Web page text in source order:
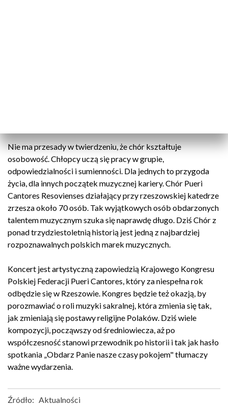
Nie ma przesady w twierdzeniu, że chór kształtuje
osobowość. Chłopcy uczą się pracy w grupie,
odpowiedzialności i sumienności. Dla jednych to przygoda
życia, dla innych początek muzycznej kariery. Chór Pueri
Cantores Resovienses działający przy rzeszowskiej katedrze
zrzesza około 70 osób. Tak wyjątkowych osób obdarzonych
talentem muzycznym szuka się naprawdę długo. Dziś Chór z
ponad trzydziestoletnią historią jest jedną z najbardziej
rozpoznawalnych polskich marek muzycznych.
Koncert jest artystyczną zapowiedzią Krajowego Kongresu
Polskiej Federacji Pueri Cantores, który za niespełna rok
odbędzie się w Rzeszowie. Kongres będzie też okazją, by
porozmawiać o roli muzyki sakralnej, która zmienia się tak,
jak zmieniają się postawy religijne Polaków. Dziś wiele
kompozycji, począwszy od średniowiecza, aż po
współczesność stanowi przewodnik po historii i tak jak hasło
spotkania „Obdarz Panie nasze czasy pokojem" tłumaczy
ważne wydarzenia.
Źródło: Aktualności